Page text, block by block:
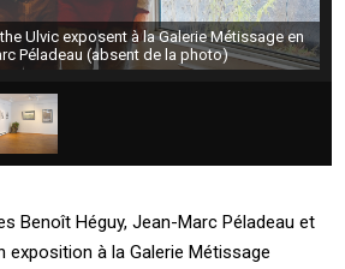
Ulvic exposent à la Galerie Métissage en
Péladeau (absent de la photo)
Benoît Héguy, Jean-Marc Péladeau et
exposition à la Galerie Métissage